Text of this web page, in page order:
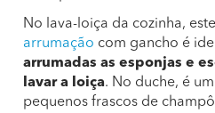
No lava-loiça da cozinha,
arrumação com gancho é
arrumadas as esponjas e
lavar a loiça. No duche, é
pequenos frascos de